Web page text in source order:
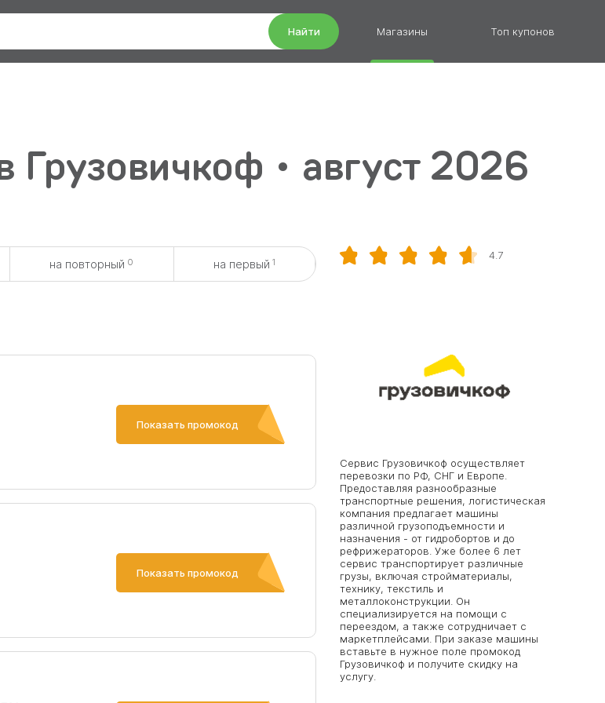
Найти Магазины Топ купонов
• август 2026
на повторный 0 на первый 1
Показать промокод
более 3х раз;
Показать промокод
4.7
Сервис Грузовичкоф осуществляет
перевозки по РФ, СНГ и Европе.
Предоставляя разнообразные
транспортные решения, логистическая
компания предлагает машины
различной грузоподъемности и
назначения - от гидробортов и до
рефрижераторов. Уже более 6 лет
сервис транспортирует различные
грузы, включая стройматериалы,
технику, текстиль и
металлоконструкции. Он
специализируется на помощи с
переездом, а также сотрудничает с
маркетплейсами. При заказе машины
вставьте в нужное поле промокод
Грузовичкоф и получите скидку на
услугу.